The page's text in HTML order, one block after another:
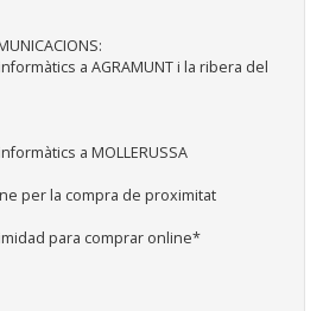
a AGRAMUNT i la ribera del
a MOLLERUSSA
per la compra de proximitat
para comprar online*